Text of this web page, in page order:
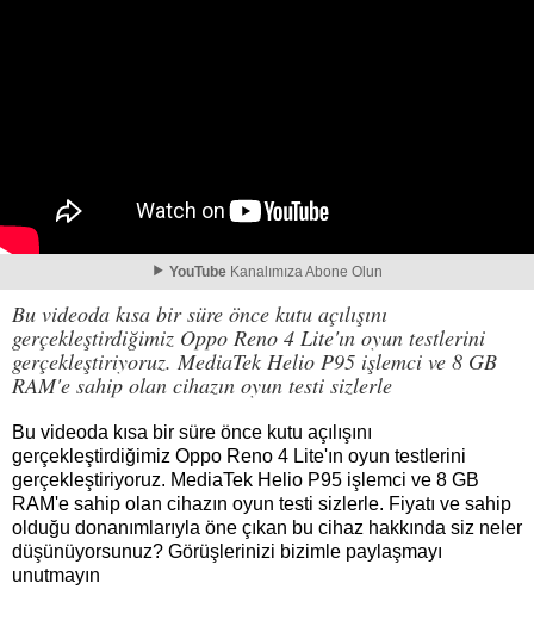
YouTube Kanalımıza Abone Olun
Bu videoda kısa bir süre önce kutu açılışını
gerçekleştirdiğimiz Oppo Reno 4 Lite'ın oyun testlerini
gerçekleştiriyoruz. MediaTek Helio P95 işlemci ve 8 GB
RAM'e sahip olan cihazın oyun testi sizlerle
Bu videoda kısa bir süre önce kutu açılışını
gerçekleştirdiğimiz Oppo Reno 4 Lite'ın oyun testlerini
gerçekleştiriyoruz. MediaTek Helio P95 işlemci ve 8 GB
RAM'e sahip olan cihazın oyun testi sizlerle. Fiyatı ve sahip
olduğu donanımlarıyla öne çıkan bu cihaz hakkında siz neler
düşünüyorsunuz? Görüşlerinizi bizimle paylaşmayı
unutmayın